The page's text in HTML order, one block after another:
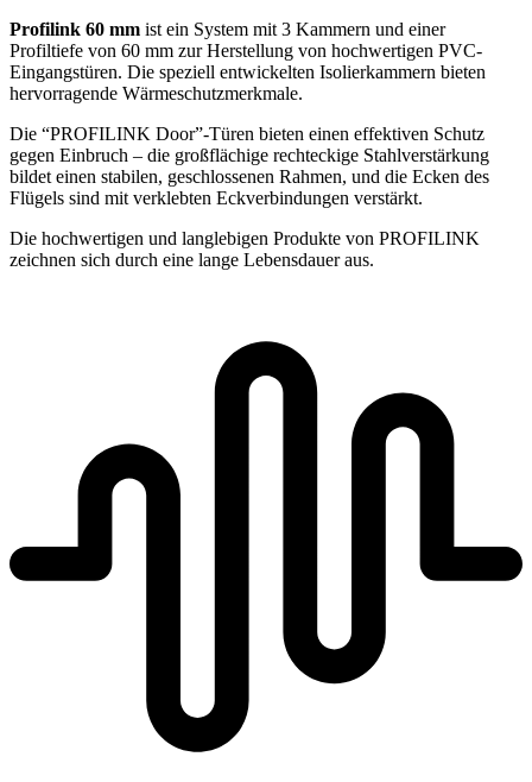
Profilink 60 mm ist ein System mit 3 Kammern und einer
Profiltiefe von 60 mm zur Herstellung von hochwertigen PVC-
Eingangstüren. Die speziell entwickelten Isolierkammern bieten
hervorragende Wärmeschutzmerkmale.
Die “PROFILINK Door”-Türen bieten einen effektiven Schutz
gegen Einbruch – die großflächige rechteckige Stahlverstärkung
bildet einen stabilen, geschlossenen Rahmen, und die Ecken des
Flügels sind mit verklebten Eckverbindungen verstärkt.
Die hochwertigen und langlebigen Produkte von PROFILINK
zeichnen sich durch eine lange Lebensdauer aus.